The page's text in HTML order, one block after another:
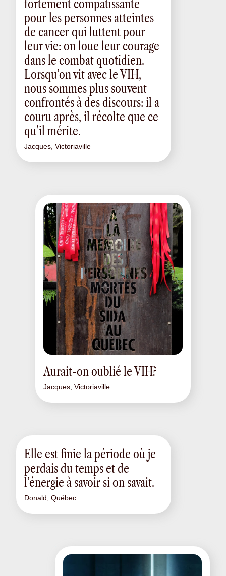
fortement compatissante
pour les personnes atteintes
de cancer qui luttent pour
leur vie: on loue leur courage
dans le combat quotidien.
Lorsqu’on vit avec le VIH,
nous sommes plus souvent
confrontés à des discours: il a
couru après, il récolte que ce
qu’il mérite.
Jacques, Victoriaville
Aurait-on oublié le VIH?
Jacques, Victoriaville
Elle est finie la période où je
perdais du temps et de
l’énergie à savoir si on savait.
Donald, Québec